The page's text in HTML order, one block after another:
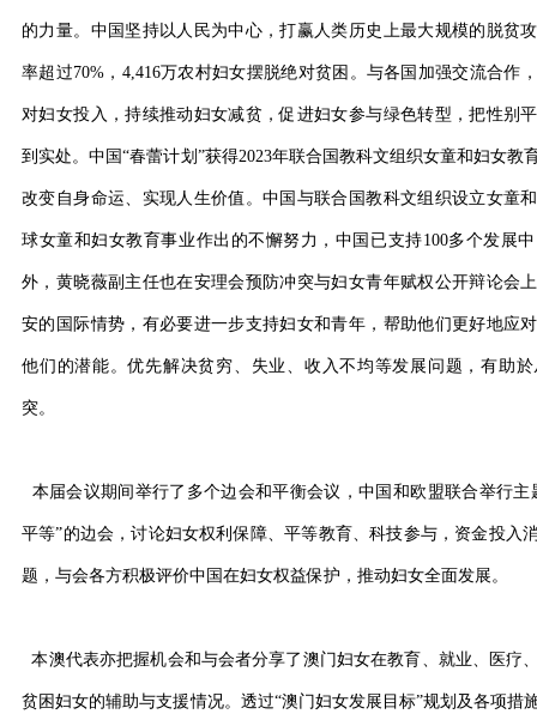
的力量。中国坚持以人民为中心，打赢人类历史上最大规模的脱贫
率超过70%，4,416万农村妇女摆脱绝对贫困。与各国加强交流合作
对妇女投入，持续推动妇女减贫，促进妇女参与绿色转型，把性别
到实处。中国“春蕾计划”获得2023年联合国教科文组织女童和妇女教
改变自身命运、实现人生价值。中国与联合国教科文组织设立女童
球女童和妇女教育事业作出的不懈努力，中国已支持100多个发展
外，黄晓薇副主任也在安理会预防冲突与妇女青年赋权公开辩论会
安的国际情势，有必要进一步支持妇女和青年，帮助他们更好地应
他们的潜能。优先解决贫穷、失业、收入不均等发展问题，有助
突。
本届会议期间举行了多个边会和平衡会议，中国和欧盟联合举行主
平等”的边会，讨论妇女权利保障、平等教育、科技参与，资金投入
题，与会各方积极评价中国在妇女权益保护，推动妇女全面发展。
本澳代表亦把握机会和与会者分享了澳门妇女在教育、就业、医疗
贫困妇女的辅助与支援情况。透过“澳门妇女发展目标”规划及各项措